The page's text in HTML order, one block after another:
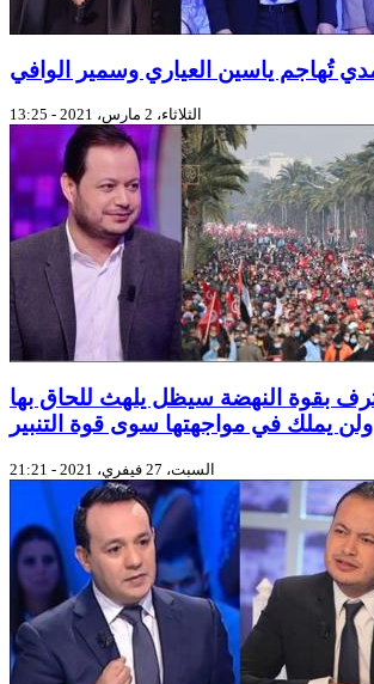
تُهاجم ياسين العياري وسمير الوافي
الثلاثاء، 2 مارس، 2021 - 13:25
بقوة النهضة سيظل يلهث للحاق بها
ولن يملك في مواجهتها سوى قوة التنبير
السبت، 27 فيفري، 2021 - 21:21